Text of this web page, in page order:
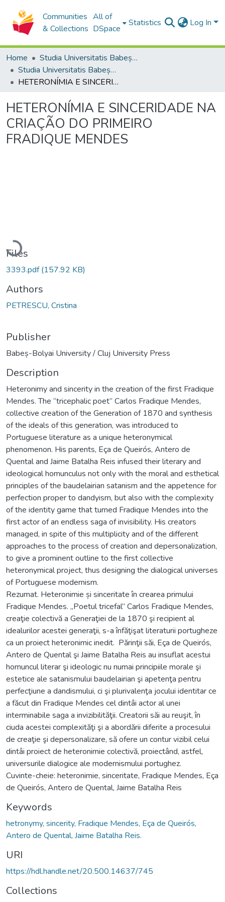
Communities
& Collections
All of
DSpace
Statistics Log In
Home
Studia Universitatis Babeș-Bolyai Collection
Studia Universitatis Babeș-Bolyai Philologia
HETERONÍMIA E SINCERIDADE NA CRIAÇÃO DO PRIMEIRO FRADIQUE MENDES
HETERONÍMIA E SINCERIDADE NA
CRIAÇÃO DO PRIMEIRO
FRADIQUE MENDES
Loading...
Files
3393.pdf(157.92 KB)
Authors
PETRESCU, Cristina
Publisher
Babeș-Bolyai University / Cluj University Press
Description
Heteronimy and sincerity in the creation of the first Fradique
Mendes. The “tricephalic poet” Carlos Fradique Mendes,
collective creation of the Generation of 1870 and synthesis
of the ideals of this generation, was introduced to
Portuguese literature as a unique heteronymical
phenomenon. His parents, Eça de Queirós, Antero de
Quental and Jaime Batalha Reis infused their literary and
ideological homunculus not only with the moral and esthetical
principles of the baudelairian satanism and the appetence for
perfection proper to dandyism, but also with the complexity
of the identity game that turned Fradique Mendes into the
first actor of an endless saga of invisibility. His creators
managed, in spite of this multiplicity and of the different
approaches to the process of creation and depersonalization,
to give a prominent outline to the first collective
heteronymical project, thus designing the dialogical universes
of Portuguese modernism.
Rezumat. Heteronimie și sinceritate în crearea primului
Fradique Mendes. „Poetul tricefal” Carlos Fradique Mendes,
creaţie colectivă a Generaţiei de la 1870 şi recipient al
idealurilor acestei generaţii, s-a înfăţişat literaturii portugheze
ca un proiect heteronimic inedit. Părinţii săi, Eça de Queirós,
Antero de Quental şi Jaime Batalha Reis au insuflat acestui
homuncul literar şi ideologic nu numai principiile morale şi
estetice ale satanismului baudelairian şi apetenţa pentru
perfecţiune a dandismului, ci şi plurivalenţa jocului identitar ce
a făcut din Fradique Mendes cel dintâi actor al unei
interminabile saga a invizibilităţii. Creatorii săi au reuşit, în
ciuda acestei complexităţi şi a abordării diferite a procesului
de creaţie şi depersonalizare, să ofere un contur vizibil celui
dintâi proiect de heteronimie colectivă, proiectând, astfel,
universurile dialogice ale modernismului portughez.
Cuvinte-cheie: heteronimie, sinceritate, Fradique Mendes, Eça
de Queirós, Antero de Quental, Jaime Batalha Reis
Keywords
hetronymy, sincerity, Fradique Mendes, Eça de Queirós,
Antero de Quental, Jaime Batalha Reis.
URI
https://hdl.handle.net/20.500.14637/745
Collections